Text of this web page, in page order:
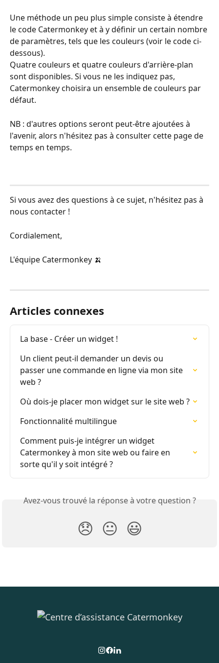
Une méthode un peu plus simple consiste à étendre
le code Catermonkey et à y définir un certain nombre
de paramètres, tels que les couleurs (voir le code ci-
dessous).
Quatre couleurs et quatre couleurs d'arrière-plan
sont disponibles. Si vous ne les indiquez pas,
Catermonkey choisira un ensemble de couleurs par
défaut.
NB : d'autres options seront peut-être ajoutées à
l'avenir, alors n'hésitez pas à consulter cette page de
temps en temps.
Si vous avez des questions à ce sujet, n'hésitez pas à
nous contacter !
Cordialement,
L'équipe Catermonkey 🍌
Articles connexes
La base - Créer un widget !
Un client peut-il demander un devis ou
passer une commande en ligne via mon site
web ?
Où dois-je placer mon widget sur le site web ?
Fonctionnalité multilingue
Comment puis-je intégrer un widget
Catermonkey à mon site web ou faire en
sorte qu'il y soit intégré ?
Avez-vous trouvé la réponse à votre question ?
😞 😐 😃